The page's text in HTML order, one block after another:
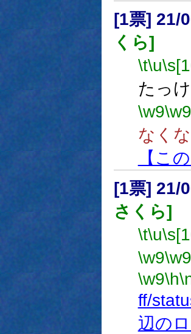
[1票] 21/
くら]
\t\u
たっけ
\w9\w9
なく
【こ
[1票] 21/
さくら]
\t\u
\w9\w9
\w9\h
ff/
辺のロ